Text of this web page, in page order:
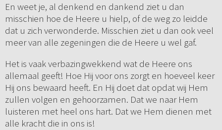
En weet je, al denkend en dankend ziet u dan
misschien hoe de Heere u hielp, of de weg zo leidde
dat u zich verwonderde. Misschien ziet u dan ook veel
meer van alle zegeningen die de Heere u wel gaf.
Het is vaak verbazingwekkend wat de Heere ons
allemaal geeft! Hoe Hij voor ons zorgt en hoeveel keer
Hij ons bewaard heeft. En Hij doet dat opdat wij Hem
zullen volgen en gehoorzamen. Dat we naar Hem
luisteren met heel ons hart. Dat we Hem dienen met
alle kracht die in ons is!